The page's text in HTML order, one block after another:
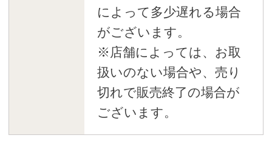
によって多少遅れる場合
がございます。
※店舗によっては、お取
扱いのない場合や、売り
切れで販売終了の場合が
ございます。